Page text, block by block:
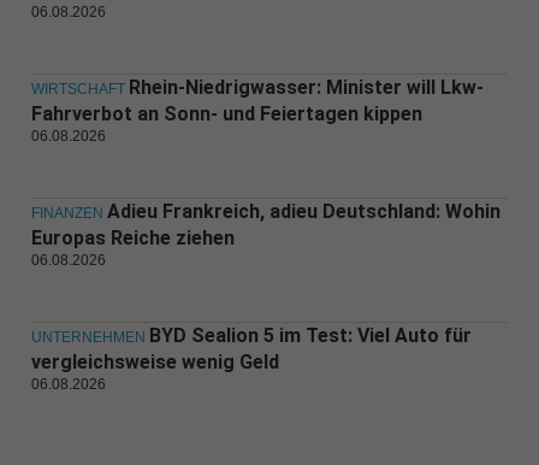
06.08.2026
WIRTSCHAFT Rhein-Niedrigwasser: Minister will Lkw-
Fahrverbot an Sonn- und Feiertagen kippen
06.08.2026
FINANZEN Adieu Frankreich, adieu Deutschland: Wohin
Europas Reiche ziehen
06.08.2026
UNTERNEHMEN BYD Sealion 5 im Test: Viel Auto für
vergleichsweise wenig Geld
06.08.2026